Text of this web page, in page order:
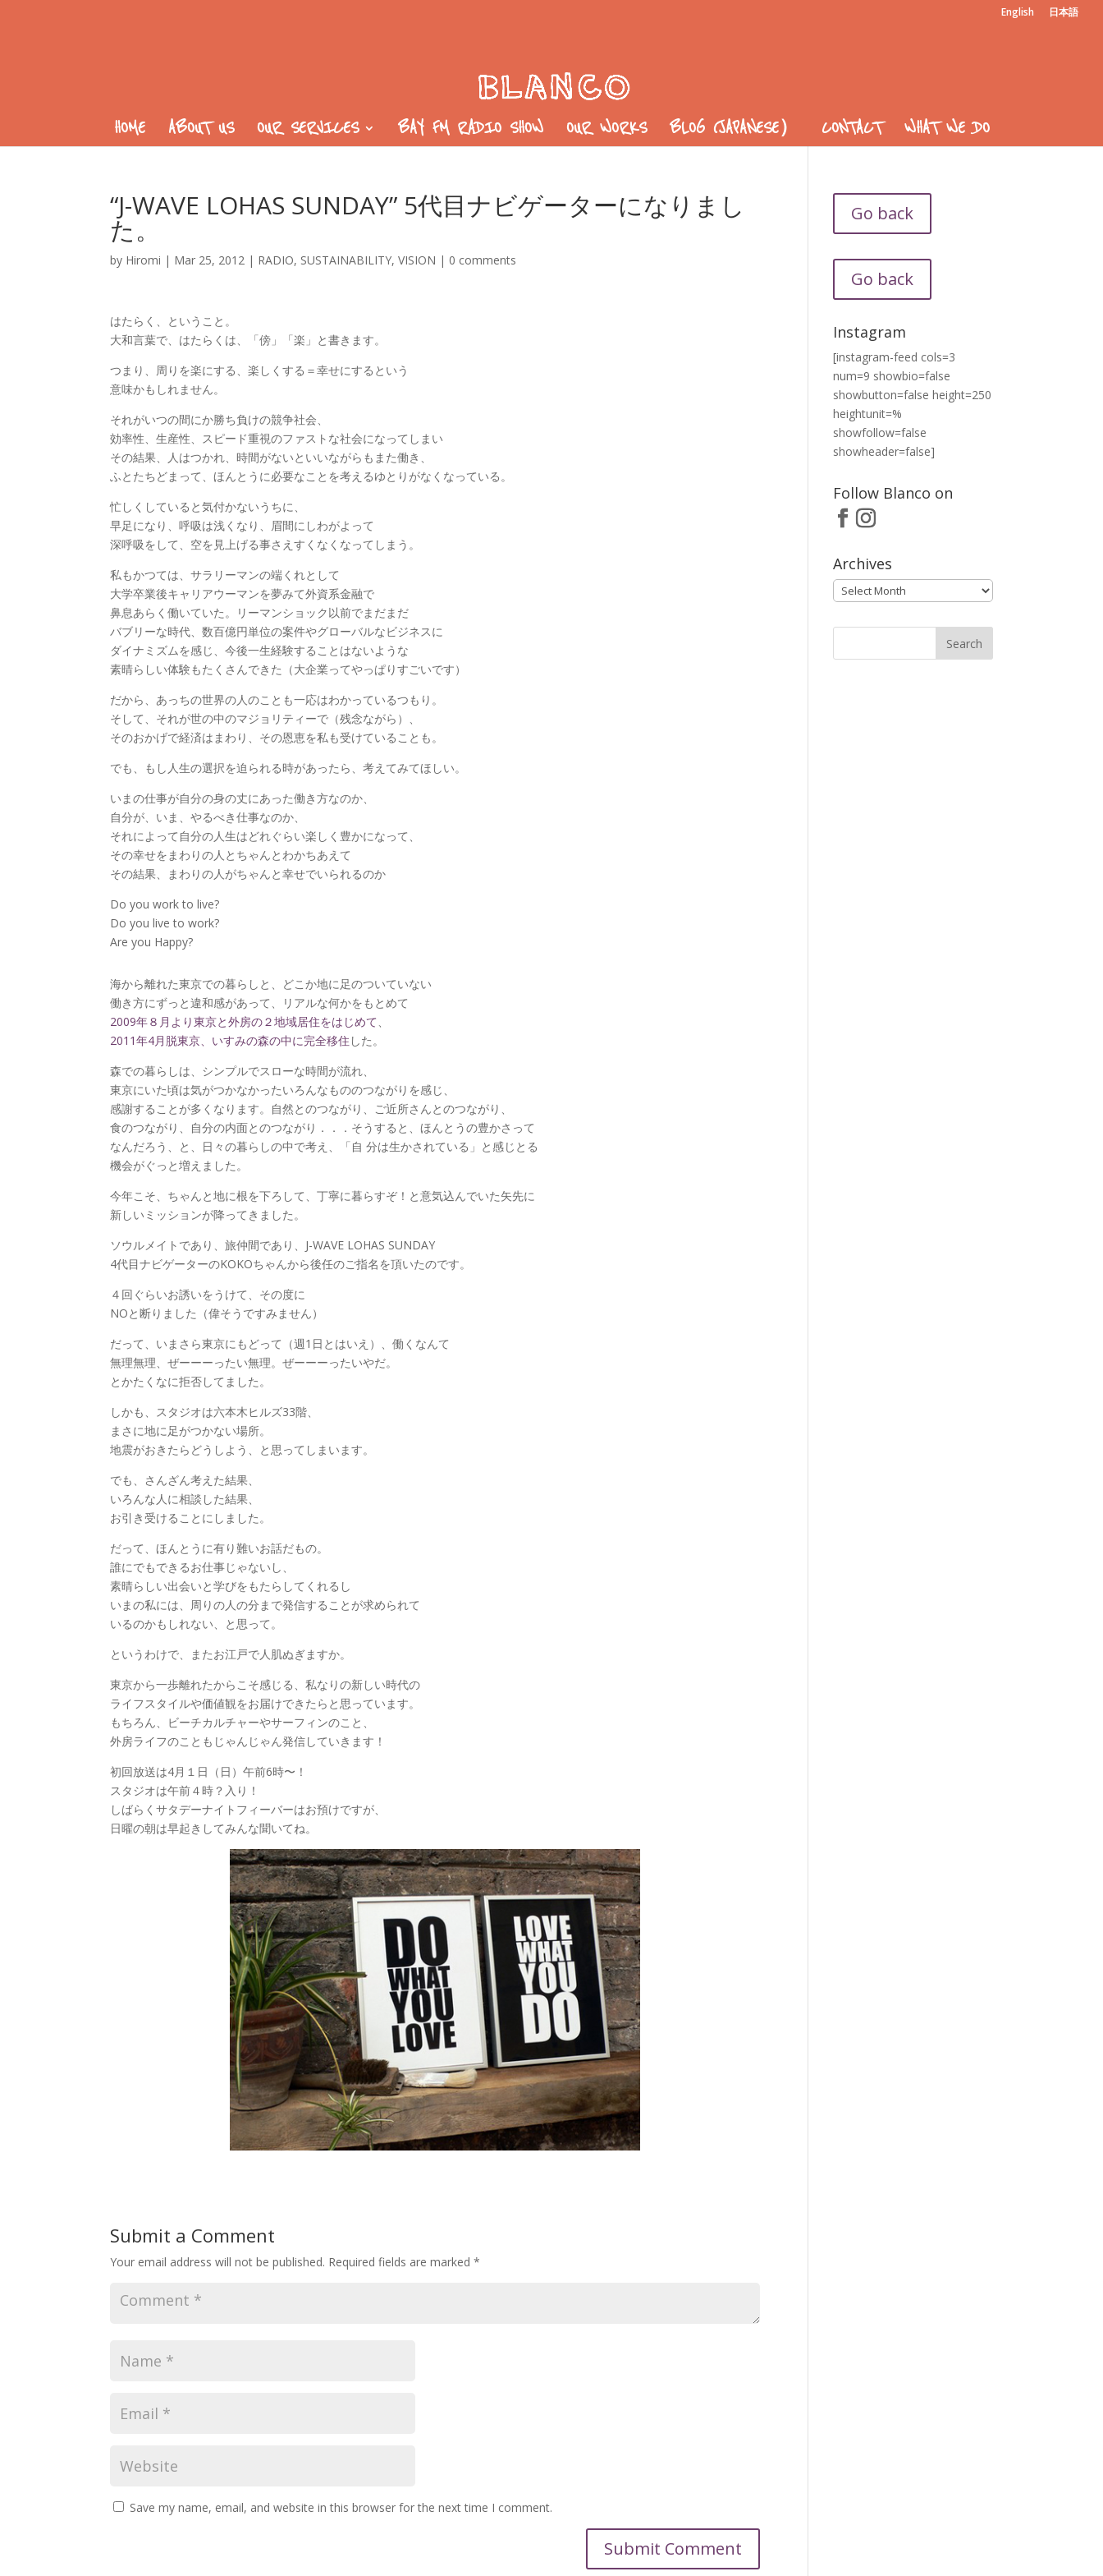
English 日本語
HOME ABOUT US OUR SERVICES BAY FM RADIO SHOW OUR WORKS BLOG (JAPANESE） CONTACT WHAT WE DO
“J-WAVE LOHAS SUNDAY” 5代目ナビゲーターになりまし
た。
by Hiromi | Mar 25, 2012 | RADIO, SUSTAINABILITY,VISION | 0 comments
はたらく、ということ。
大和言葉で、はたらくは、「傍」「楽」と書きます。
つまり、周りを楽にする、楽しくする＝幸せにするという
意味かもしれません。
それがいつの間にか勝ち負けの競争社会、
効率性、生産性、スピード重視のファストな社会になってしまい
その結果、人はつかれ、時間がないといいながらもまた働き、
ふとたちどまって、ほんとうに必要なことを考えるゆとりがなくなっている。
忙しくしていると気付かないうちに、
早足になり、呼吸は浅くなり、眉間にしわがよって
深呼吸をして、空を見上げる事さえすくなくなってしまう。
私もかつては、サラリーマンの端くれとして
大学卒業後キャリアウーマンを夢みて外資系金融で
鼻息あらく働いていた。リーマンショック以前でまだまだ
バブリーな時代、数百億円単位の案件やグローバルなビジネスに
ダイナミズムを感じ、今後一生経験することはないような
素晴らしい体験もたくさんできた（大企業ってやっぱりすごいです）
だから、あっちの世界の人のことも一応はわかっているつもり。
そして、それが世の中のマジョリティーで（残念ながら）、
そのおかげで経済はまわり、その恩恵を私も受けていることも。
でも、もし人生の選択を迫られる時があったら、考えてみてほしい。
いまの仕事が自分の身の丈にあった働き方なのか、
自分が、いま、やるべき仕事なのか、
それによって自分の人生はどれぐらい楽しく豊かになって、
その幸せをまわりの人とちゃんとわかちあえて
その結果、まわりの人がちゃんと幸せでいられるのか
Do you work to live?
Do you live to work?
Are you Happy?
海から離れた東京での暮らしと、どこか地に足のついていない
働き方にずっと違和感があって、リアルな何かをもとめて
2009年８月より東京と外房の２地域居住をはじめて、
2011年4月脱東京、いすみの森の中に完全移住 した。
森での暮らしは、シンプルでスローな時間が流れ、
東京にいた頃は気がつかなかったいろんなもののつながりを感じ、
感謝することが多くなります。自然とのつながり、ご近所さんとのつながり、
食のつながり、自分の内面とのつながり．．．そうすると、ほんとうの豊かさって
なんだろう、と、日々の暮らしの中で考え、「自 分は生かされている」と感じとる
機会がぐっと増えました。
今年こそ、ちゃんと地に根を下ろして、丁寧に暮らすぞ！と意気込んでいた矢先に
新しいミッションが降ってきました。
ソウルメイトであり、旅仲間であり、J-WAVE LOHAS SUNDAY
4代目ナビゲーターのKOKOちゃんから後任のご指名を頂いたのです。
４回ぐらいお誘いをうけて、その度に
NOと断りました（偉そうですみません）
だって、いまさら東京にもどって（週1日とはいえ）、働くなんて
無理無理、ぜーーーったい無理。ぜーーーったいやだ。
とかたくなに拒否してました。
しかも、スタジオは六本木ヒルズ33階、
まさに地に足がつかない場所。
地震がおきたらどうしよう、と思ってしまいます。
でも、さんざん考えた結果、
いろんな人に相談した結果、
お引き受けることにしました。
だって、ほんとうに有り難いお話だもの。
誰にでもできるお仕事じゃないし、
素晴らしい出会いと学びをもたらしてくれるし
いまの私には、周りの人の分まで発信することが求められて
いるのかもしれない、と思って。
というわけで、またお江戸で人肌ぬぎますか。
東京から一歩離れたからこそ感じる、私なりの新しい時代の
ライフスタイルや価値観をお届けできたらと思っています。
もちろん、ビーチカルチャーやサーフィンのこと、
外房ライフのこともじゃんじゃん発信していきます！
初回放送は4月１日（日）午前6時〜！
スタジオは午前４時？入り！
しばらくサタデーナイトフィーバーはお預けですが、
日曜の朝は早起きしてみんな聞いてね。
Submit a Comment
Your email address will not be published. Required fields are marked*
Save my name, email, and website in this browser for the next time I comment.
Go back
Go back
Instagram
[instagram-feed cols=3
num=9 showbio=false
showbutton=false height=250
heightunit=%
showfollow=false
showheader=false]
Follow Blanco on
Archives
Archives